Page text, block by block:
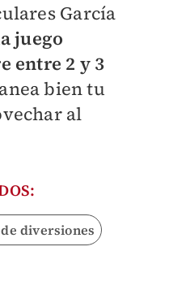
García
juego
entre 2 y 3
bien tu
al
diversiones